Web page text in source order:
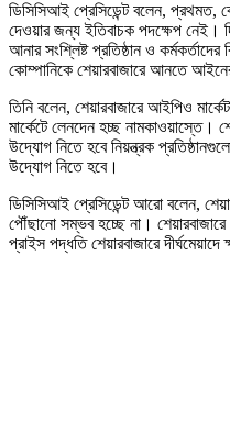
ডিসিসিআই প্রেসিডেন্ট বলেন, প্রথমত,
দেওয়ার জন্য ইতিবাচক পদক্ষেপ নেই।
আনার সংশ্লিষ্ট প্রতিষ্ঠান ও
কোম্পানিকে শেয়ারবাজারে আনতে
তিনি বলেন, শেয়ারবাজারে আইপিও
মার্কেটে লেনদেন হচ্ছ নামকাওয়াস্তে।
উদ্যোগ নিতে হবে নিয়ন্ত্রক
উদ্যোগ নিতে হবে।
ডিসিসিআই প্রেসিডেন্ট আরো বলেন,
পৌঁছানো সম্ভব হচ্ছে না।
প্রাইস পদ্ধতি শেয়ারবাজারে দীর্ঘমেয়াদে